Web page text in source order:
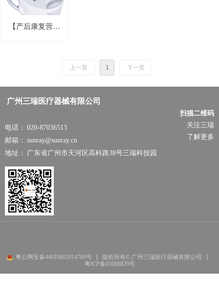
【产后康复营养
复治疗仪
上一页 1 下一页
电话： 020-87036513
邮箱： sunray@sunray.cn
地址：
广东省广州市天河区高科路38号三瑞科技园
广州三瑞医疗器械有限公司
扫描二维码
关注三瑞
了解更多
粤公网安备44010602014709号
版权所有© 广州三瑞医疗器械有限公司
粤ICP备05088829号